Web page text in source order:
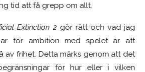
tid att få grepp om allt.
Extinction 2gör rätt och vad jag
för ambition med spelet är att
av frihet. Detta märks genom att det
för hur eller i vilken